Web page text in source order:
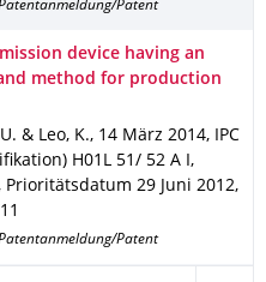
Patent
device having an
method for production
& Leo, K., 14 März 2014,
IPC
H01L 51/ 52 A I ,
Prioritätsdatum 29 Juni 2012,
Patent